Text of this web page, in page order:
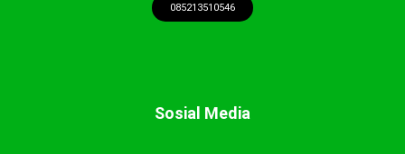
085213510546
Sosial Media